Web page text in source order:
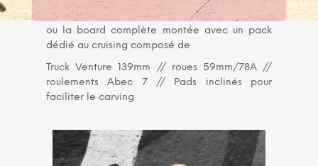
Vous pouvez choisir la board nue, non grippée
ou la board complète montée avec un pack
dédié au cruising composé de
Truck Venture 139mm // roues 59mm/78A //
roulements Abec 7 // Pads inclinés pour
faciliter le carving